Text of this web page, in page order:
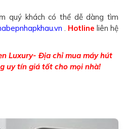
quý khách có thể dễ dàng tìm
Hotline liên hệ
Luxury- Địa chỉ mua máy hút
uy tín giá tốt cho mọi nhà!